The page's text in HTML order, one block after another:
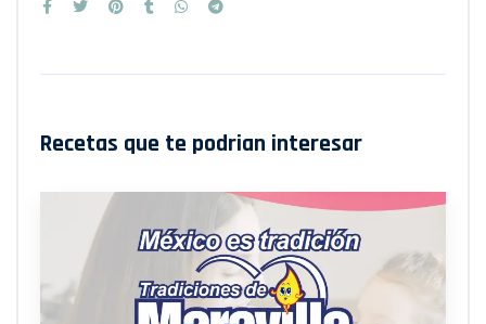
Recetas que te podrian interesar